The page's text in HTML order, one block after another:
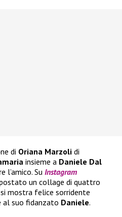
di Oriana Marzoli di
insieme a Daniele Dal
l’amico. Su Instagram
un collage di quattro
mostra felice sorridente
al suo fidanzato Daniele.